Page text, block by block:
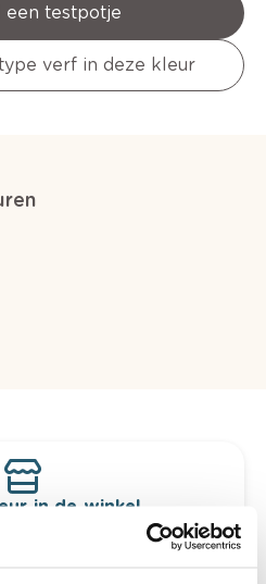
een testpotje
verf in deze kleur
in de winkel
stalen van je